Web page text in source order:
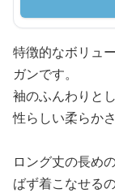
特徴的なボリュ
ガンです。
袖のふんわりと
性らしい柔らか
ロング丈の長め
ばず着こなせる